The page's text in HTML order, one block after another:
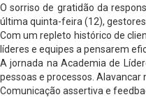
O sorriso de gratidão da
última quinta-feira (12),
Com um repleto histórico de
líderes e equipes a pensarem
A jornada na Academia de
pessoas e processos.
Comunicação assertiva e